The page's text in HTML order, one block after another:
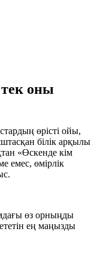
оны
өрісті ойы,
білік арқылы
«Өскенде кім
емес, өмірлік
өз орныңды
ететін ең маңызды